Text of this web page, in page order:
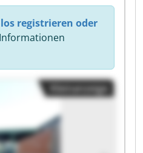
registrieren oder
Kleinanzeige